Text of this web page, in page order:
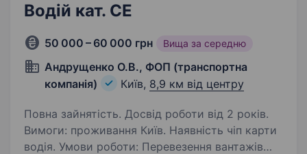
Водій кат. СЕ
50 000 – 60 000 грн Вища за середню
Андрущенко О.В., ФОП (транспортна
компанія)
Київ, 8,9 км від центру
Повна зайнятість. Досвід роботи від 2 років.
Вимоги: проживання Київ. Наявність чіп карти
водія. Умови роботи: Перевезення вантажів